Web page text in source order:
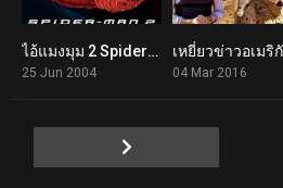
7.3ไอ้แมงมุม 2 Spider-Man 2 (2004)
25 Jun 2004 04 Mar 2016